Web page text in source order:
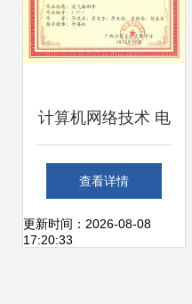
计算机网络技术 电
子信息工程院的核
心支撑，引领技术
查看详情
更新时间：2026-08-08
17:20:33